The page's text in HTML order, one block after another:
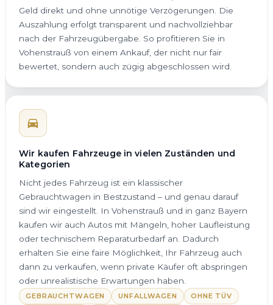
Geld direkt und ohne unnötige Verzögerungen. Die
Auszahlung erfolgt transparent und nachvollziehbar
nach der Fahrzeugübergabe. So profitieren Sie in
Vohenstrauß von einem Ankauf, der nicht nur fair
bewertet, sondern auch zügig abgeschlossen wird.
Wir kaufen Fahrzeuge in vielen Zuständen und
Kategorien
Nicht jedes Fahrzeug ist ein klassischer
Gebrauchtwagen in Bestzustand – und genau darauf
sind wir eingestellt. In Vohenstrauß und in ganz Bayern
kaufen wir auch Autos mit Mängeln, hoher Laufleistung
oder technischem Reparaturbedarf an. Dadurch
erhalten Sie eine faire Möglichkeit, Ihr Fahrzeug auch
dann zu verkaufen, wenn private Käufer oft abspringen
oder unrealistische Erwartungen haben.
GEBRAUCHTWAGEN UNFALLWAGEN
OHNE TÜV